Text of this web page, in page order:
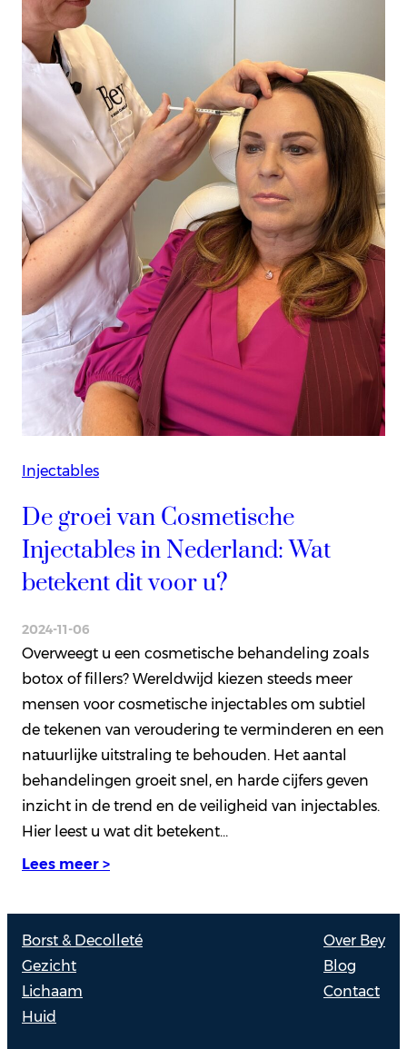
Injectables
De groei van Cosmetische
Injectables in Nederland: Wat
betekent dit voor u?
2024-11-06
Overweegt u een cosmetische behandeling zoals
botox of fillers? Wereldwijd kiezen steeds meer
mensen voor cosmetische injectables om subtiel
de tekenen van veroudering te verminderen en een
natuurlijke uitstraling te behouden. Het aantal
behandelingen groeit snel, en harde cijfers geven
inzicht in de trend en de veiligheid van injectables.
Hier leest u wat dit betekent…
Lees meer >
Borst & Decolleté
Gezicht
Lichaam
Huid
Over Bey
Blog
Contact